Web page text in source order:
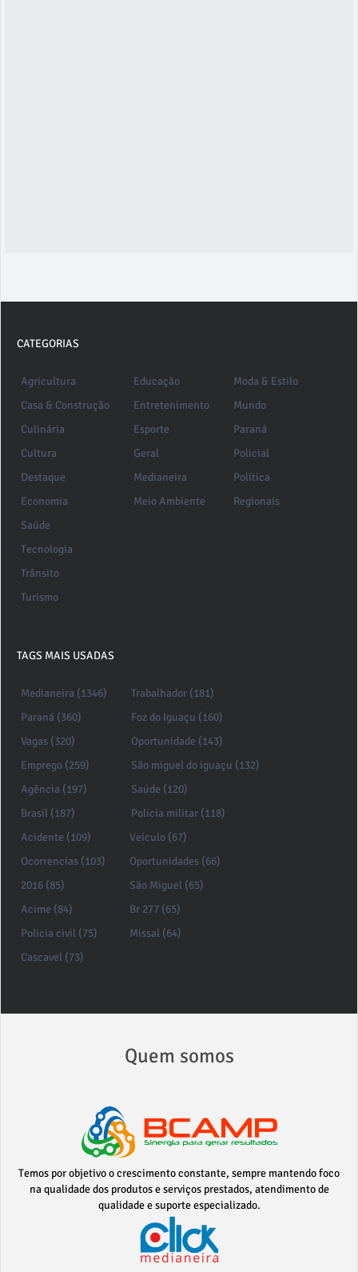
CATEGORIAS
Agricultura
Casa & Construção
Culinária
Cultura
Destaque
Economia
Educação
Entretenimento
Esporte
Geral
Medianeira
Meio Ambiente
Moda & Estilo
Mundo
Paraná
Policial
Política
Regionais
Saúde
Tecnologia
Trânsito
Turismo
TAGS MAIS USADAS
Medianeira (1346)
Paraná (360)
Vagas (320)
Emprego (259)
Agência (197)
Brasil (187)
Trabalhador (181)
Foz do Iguaçu (160)
Oportunidade (143)
São miguel do iguaçu (132)
Saúde (120)
Policia militar (118)
Acidente (109)
Ocorrencias (103)
2016 (85)
Acime (84)
Policia civil (75)
Cascavel (73)
Veículo (67)
Oportunidades (66)
São Miguel (65)
Br 277 (65)
Missal (64)
Quem somos
Temos por objetivo o crescimento constante, sempre mantendo foco
na qualidade dos produtos e serviços prestados, atendimento de
qualidade e suporte especializado.